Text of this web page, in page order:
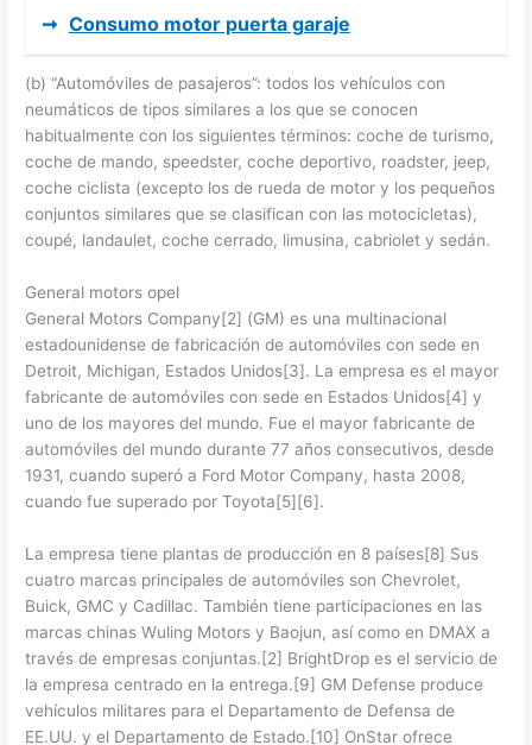
➞ Consumo motor puerta garaje
(b) “Automóviles de pasajeros”: todos los vehículos con
neumáticos de tipos similares a los que se conocen
habitualmente con los siguientes términos: coche de turismo,
coche de mando, speedster, coche deportivo, roadster, jeep,
coche ciclista (excepto los de rueda de motor y los pequeños
conjuntos similares que se clasifican con las motocicletas),
coupé, landaulet, coche cerrado, limusina, cabriolet y sedán.
General motors opel
General Motors Company[2] (GM) es una multinacional
estadounidense de fabricación de automóviles con sede en
Detroit, Michigan, Estados Unidos[3]. La empresa es el mayor
fabricante de automóviles con sede en Estados Unidos[4] y
uno de los mayores del mundo. Fue el mayor fabricante de
automóviles del mundo durante 77 años consecutivos, desde
1931, cuando superó a Ford Motor Company, hasta 2008,
cuando fue superado por Toyota[5][6].
La empresa tiene plantas de producción en 8 países[8] Sus
cuatro marcas principales de automóviles son Chevrolet,
Buick, GMC y Cadillac. También tiene participaciones en las
marcas chinas Wuling Motors y Baojun, así como en DMAX a
través de empresas conjuntas.[2] BrightDrop es el servicio de
la empresa centrado en la entrega.[9] GM Defense produce
vehículos militares para el Departamento de Defensa de
EE.UU. y el Departamento de Estado.[10] OnStar ofrece